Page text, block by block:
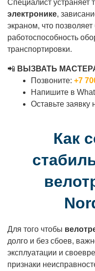
Специалист устраняет
электронике,
экраном, что
работоспособность
транспортировки.
📲 ВЫЗВАТЬ
Позвоните: +7
Напишите в
Оставьте заявку
Как
Для того чтобы
долго и без сбоев,
эксплуатации и
признаки